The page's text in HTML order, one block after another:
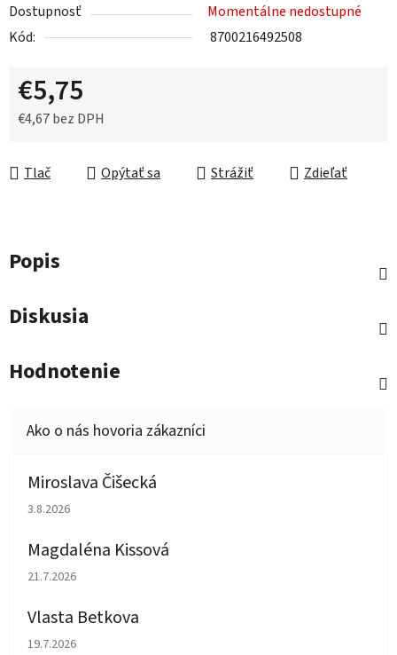
Dostupnosť
Momentálne nedostupné
Kód:
8700216492508
€5,75
€4,67 bez DPH
Tlač
Opýtať sa Strážiť Zdieľať
Popis
Diskusia
Hodnotenie
Miroslava Čišecká
Hodnotenie obchodu je 1 z 5 hviezdičiek.
3.8.2026
Magdaléna Kissová
Hodnotenie obchodu je 5 z 5 hviezdičiek.
21.7.2026
Vlasta Betkova
Hodnotenie obchodu je 5 z 5 hviezdičiek.
19.7.2026